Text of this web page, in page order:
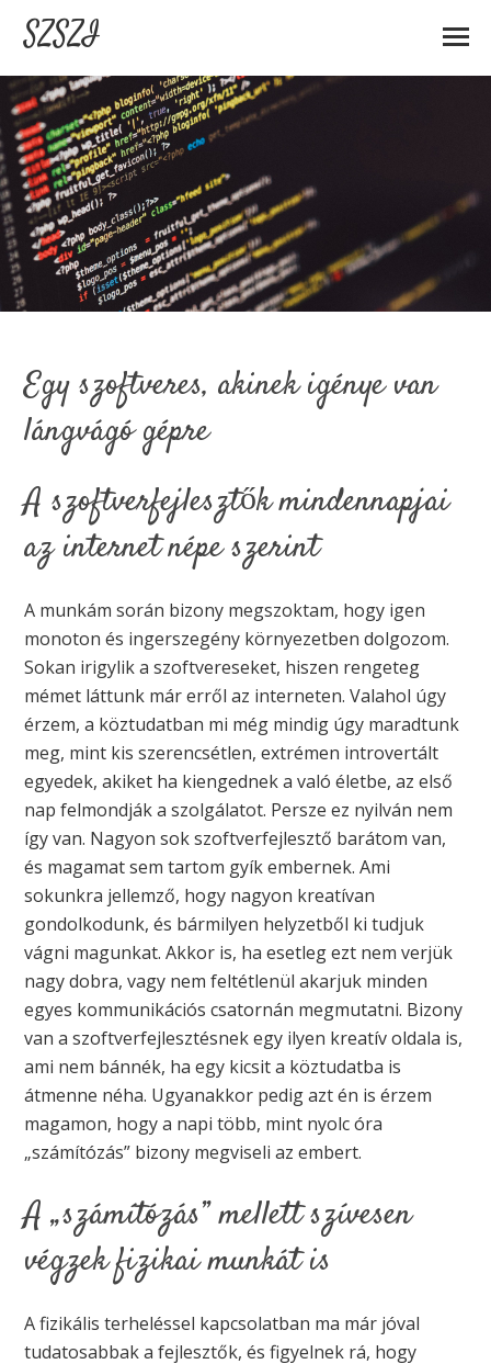
SZSZI
Egy szoftveres, akinek igénye van
lángvágó gépre
A szoftverfejlesztők mindennapjai
az internet népe szerint
A munkám során bizony megszoktam, hogy igen
monoton és ingerszegény környezetben dolgozom.
Sokan irigylik a szoftvereseket, hiszen rengeteg
mémet láttunk már erről az interneten. Valahol úgy
érzem, a köztudatban mi még mindig úgy maradtunk
meg, mint kis szerencsétlen, extrémen introvertált
egyedek, akiket ha kiengednek a való életbe, az első
nap felmondják a szolgálatot. Persze ez nyilván nem
így van. Nagyon sok szoftverfejlesztő barátom van,
és magamat sem tartom gyík embernek. Ami
sokunkra jellemző, hogy nagyon kreatívan
gondolkodunk, és bármilyen helyzetből ki tudjuk
vágni magunkat. Akkor is, ha esetleg ezt nem verjük
nagy dobra, vagy nem feltétlenül akarjuk minden
egyes kommunikációs csatornán megmutatni. Bizony
van a szoftverfejlesztésnek egy ilyen kreatív oldala is,
ami nem bánnék, ha egy kicsit a köztudatba is
átmenne néha. Ugyanakkor pedig azt én is érzem
magamon, hogy a napi több, mint nyolc óra
„számítózás” bizony megviseli az embert.
A „számítózás” mellett szívesen
végzek fizikai munkát is
A fizikális terheléssel kapcsolatban ma már jóval
tudatosabbak a fejlesztők, és figyelnek rá, hogy